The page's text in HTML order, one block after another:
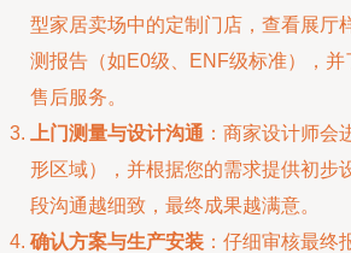
型家居卖场中的定制门店，查看展厅
测报告（如E0级、ENF级标准），
售后服务。
上门测量与设计沟通 ：商家设计师会
形区域），并根据您的需求提供初步
段沟通越细致，最终成果越满意。
确认方案与生产安装 ：仔细审核最终